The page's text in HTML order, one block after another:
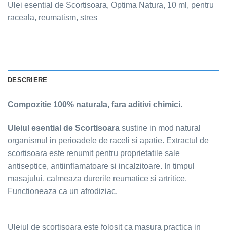
Ulei esential de Scortisoara, Optima Natura, 10 ml, pentru
raceala, reumatism, stres
DESCRIERE
Compozitie 100% naturala, fara aditivi chimici.
Uleiul esential de Scortisoara sustine in mod natural
organismul in perioadele de raceli si apatie. Extractul de
scortisoara este renumit pentru proprietatile sale
antiseptice, antiinflamatoare si incalzitoare. In timpul
masajului, calmeaza durerile reumatice si artritice.
Functioneaza ca un afrodiziac.
Uleiul de scortisoara este folosit ca masura practica in